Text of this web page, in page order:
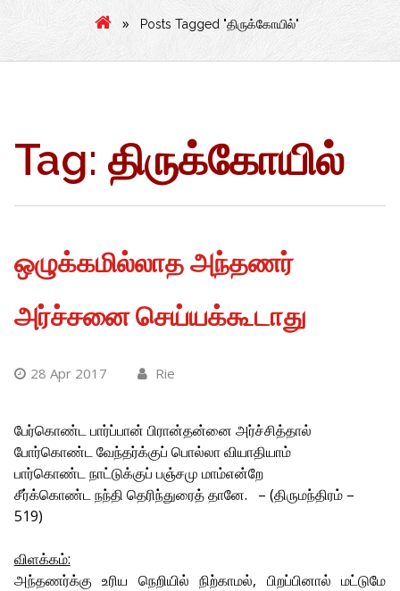
» Posts Tagged "திருக்கோயில்"
Tag: திருக்கோயில்
ஒழுக்கமில்லாத அந்தணர்
அர்ச்சனை செய்யக்கூடாது
28 Apr 2017 Rie
பேர்கொண்ட பார்ப்பான் பிரான்தன்னை அர்ச்சித்தால்
போர்கொண்ட வேந்தர்க்குப் பொல்லா வியாதியாம்
பார்கொண்ட நாட்டுக்குப் பஞ்சமு மாம்என்றே
சீர்க்கொண்ட நந்தி தெரிந்துரைத் தானே. – (திருமந்திரம் –
519)
விளக்கம்:
அந்தணர்க்கு உரிய நெறியில் நிற்காமல், பிறப்பினால் மட்டுமே